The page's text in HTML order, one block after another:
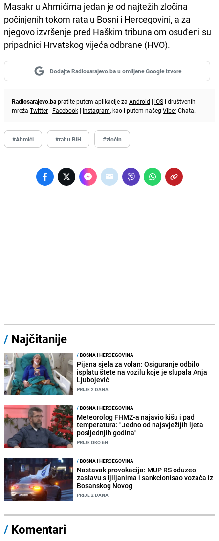
Masakr u Ahmićima jedan je od najtežih zločina
počinjenih tokom rata u Bosni i Hercegovini, a za
njegovo izvršenje pred Haškim tribunalom osuđeni su
pripadnici Hrvatskog vijeća odbrane (HVO).
Dodajte Radiosarajevo.ba u omiljene Google izvore
Radiosarajevo.bapratite putem aplikacije za Android | iOS i društvenih
mreža Twitter | Facebook | Instagram, kao i putem našeg ViberChata.
#Ahmići #rat u BiH #zločin
/ Najčitanije
/BOSNA I HERCEGOVINA
Pijana sjela za volan: Osiguranje odbilo
isplatu štete na vozilu koje je slupala Anja
Ljubojević
PRIJE 2 DANA
/BOSNA I HERCEGOVINA
Meteorolog FHMZ-a najavio kišu i pad
temperatura: "Jedno od najsvježijih ljeta
posljednjih godina"
PRIJE OKO 6H
/BOSNA I HERCEGOVINA
Nastavak provokacija: MUP RS oduzeo
zastavu s ljiljanima i sankcionisao vozača iz
Bosanskog Novog
PRIJE 2 DANA
/ Komentari